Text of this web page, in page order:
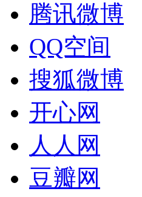
腾讯微博
QQ空间
搜狐微博
开心网
人人网
豆瓣网